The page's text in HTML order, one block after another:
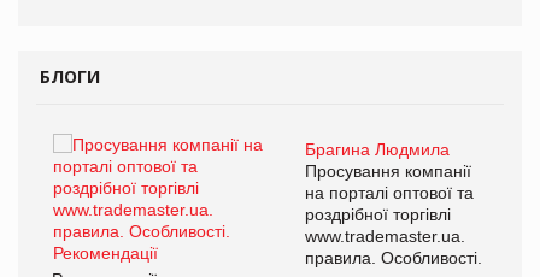
БЛОГИ
Брагина Людмила
Просування компанії
на порталі оптової та
роздрібної торгівлі
www.trademaster.ua.
правила. Особливості.